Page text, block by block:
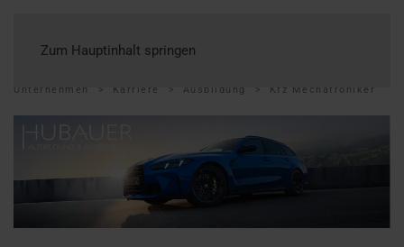
Zum Hauptinhalt springen
Unternehmen Karriere Ausbildung Kfz Mechatroniker